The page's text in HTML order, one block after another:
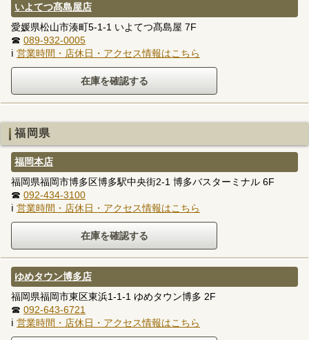
いよてつ髙島屋店
愛媛県松山市湊町5-1-1 いよてつ髙島屋 7F
☎ 089-932-0005
ℹ 営業時間・店休日・アクセス情報はこちら
福岡県
福岡本店
福岡県福岡市博多区博多駅中央街2-1 博多バスターミナル 6F
☎ 092-434-3100
ℹ 営業時間・店休日・アクセス情報はこちら
ゆめタウン博多店
福岡県福岡市東区東浜1-1-1 ゆめタウン博多 2F
☎ 092-643-6721
ℹ 営業時間・店休日・アクセス情報はこちら